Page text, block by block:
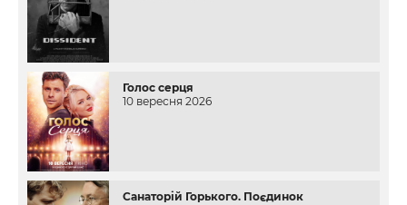
Голос серця
10 вересня 2026
Санаторій Горького. Поєдинок